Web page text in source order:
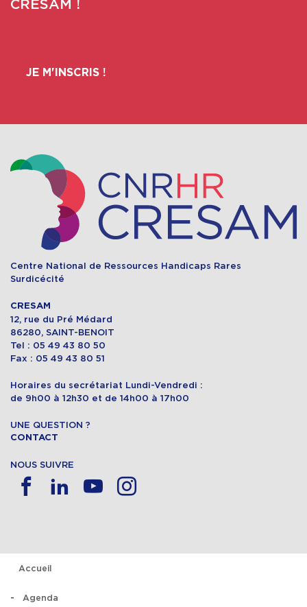
CRESAM !
JE M'INSCRIS !
Centre National de Ressources Handicaps Rares
Surdicécité
CRESAM
12, rue du Pré Médard
86280, SAINT-BENOIT
Tel : 05 49 43 80 50
Fax : 05 49 43 80 51
Horaires du secrétariat Lundi-Vendredi :
de 9h00 à 12h30 et de 14h00 à 17h00
UNE QUESTION ?
CONTACT
NOUS SUIVRE
Accueil
Agenda